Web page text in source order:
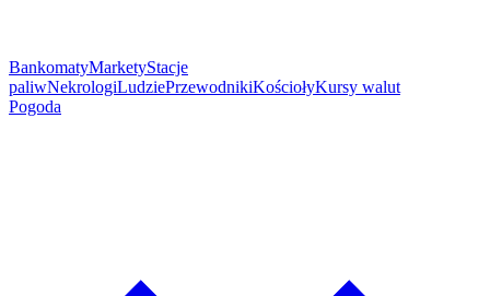
BankomatyMarketyStacje
paliwNekrologiLudziePrzewodnikiKościołyKursy walut
Pogoda